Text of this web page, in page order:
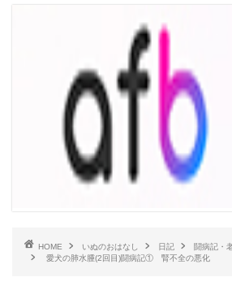
HOME いぬのおはなし 日記
闘病記・
愛犬の肺水腫(2回目)闘病記① 腎不全の悪化